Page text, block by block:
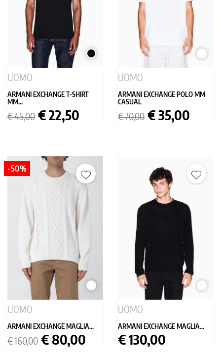
NERO
UOMO
ARMANI EXCHANGE T-SHIRT
MM...
Prezzo
base
€ 45,00 Prezzo
€ 22,50
UOMO
ARMANI EXCHANGE POLO MM
CASUAL
Prezzo
base
€ 70,00 Prezzo
€ 35,00
BIANCO
UOMO
ARMANI EXCHANGE MAGLIA...
Prezzo
base
€ 160,00 Prezzo
€ 80,00
-50%
UOMO
ARMANI EXCHANGE MAGLIA...
Prezzo
€ 130,00